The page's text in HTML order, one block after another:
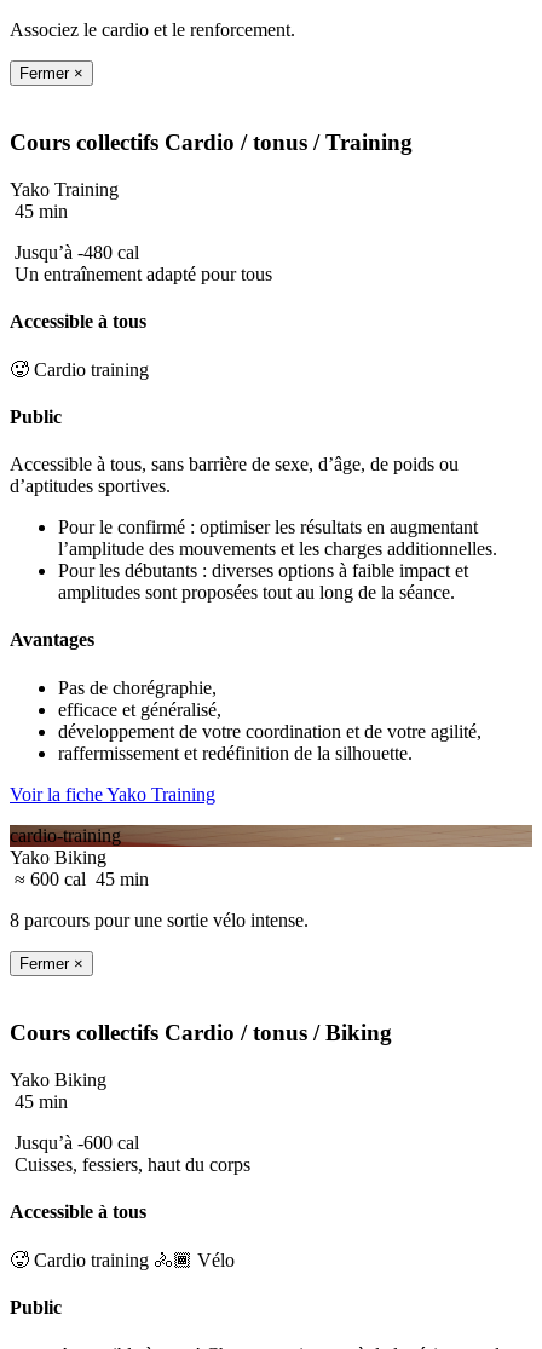
Associez le cardio et le renforcement.
Fermer ×
Cours collectifs Cardio / tonus / Training
Yako Training
45 min
Jusqu’à -480 cal
Un entraînement adapté pour tous
Accessible à tous
🥵 Cardio training
Public
Accessible à tous, sans barrière de sexe, d’âge, de poids ou
d’aptitudes sportives.
Pour le confirmé : optimiser les résultats en augmentant
l’amplitude des mouvements et les charges additionnelles.
Pour les débutants : diverses options à faible impact et
amplitudes sont proposées tout au long de la séance.
Avantages
Pas de chorégraphie,
efficace et généralisé,
développement de votre coordination et de votre agilité,
raffermissement et redéfinition de la silhouette.
Voir la fiche Yako Training
cardio-training
Yako Biking
≈ 600 cal 45 min
8 parcours pour une sortie vélo intense.
Fermer ×
Cours collectifs Cardio / tonus / Biking
Yako Biking
45 min
Jusqu’à -600 cal
Cuisses, fessiers, haut du corps
Accessible à tous
🥵 Cardio training 🚴🏾 Vélo
Public